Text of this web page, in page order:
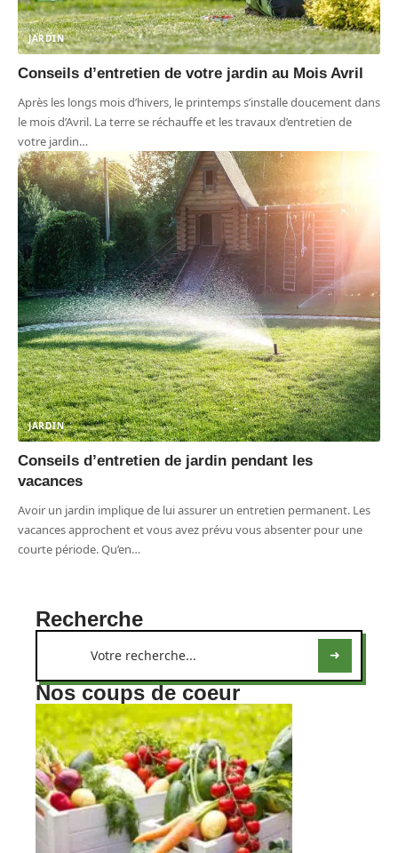
JARDIN
Conseils d’entretien de votre jardin au Mois Avril
Après les longs mois d’hivers, le printemps s’installe doucement dans
le mois d’Avril. La terre se réchauffe et les travaux d’entretien de
votre jardin…
JARDIN
Conseils d’entretien de jardin pendant les
vacances
Avoir un jardin implique de lui assurer un entretien permanent. Les
vacances approchent et vous avez prévu vous absenter pour une
courte période. Qu’en…
Recherche
Nos coups de coeur